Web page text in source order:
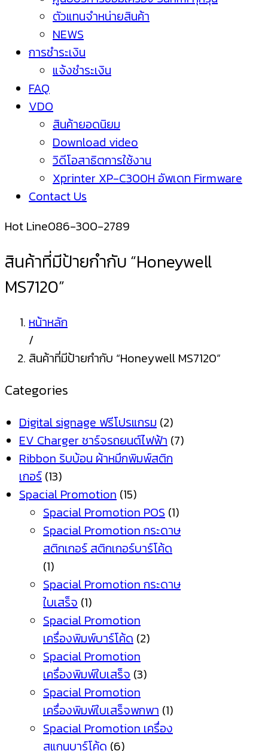
ตัวแทนจำหน่ายสินค้า
NEWS
การชำระเงิน
แจ้งชำระเงิน
FAQ
VDO
สินค้ายอดนิยม
Download video
วิดีโอสาธิตการใช้งาน
Xprinter XP-C300H อัพเดท Firmware
Contact Us
Hot Line086-300-2789
สินค้าที่มีป้ายกำกับ “Honeywell
MS7120”
หน้าหลัก
/
สินค้าที่มีป้ายกำกับ “Honeywell MS7120”
Categories
Digital signage ฟรีโปรแกรม (2)
EV Charger ชาร์จรถยนต์ไฟฟ้า (7)
Ribbon ริบบ้อน ผ้าหมึกพิมพ์สติก
เกอร์ (13)
Spacial Promotion (15)
Spacial Promotion POS (1)
Spacial Promotion กระดาษ
สติกเกอร์ สติกเกอร์บาร์โค้ด
(1)
Spacial Promotion กระดาษ
ใบเสร็จ (1)
Spacial Promotion
เครื่องพิมพ์บาร์โค้ด (2)
Spacial Promotion
เครื่องพิมพ์ใบเสร็จ (3)
Spacial Promotion
เครื่องพิมพ์ใบเสร็จพกพา (1)
Spacial Promotion เครื่อง
สแกนบาร์โค้ด (6)